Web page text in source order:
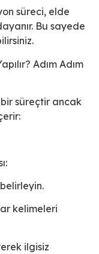
süreci, elde
Bu sayede
Adım Adım
süreçtir ancak
kelimeleri
ilgisiz